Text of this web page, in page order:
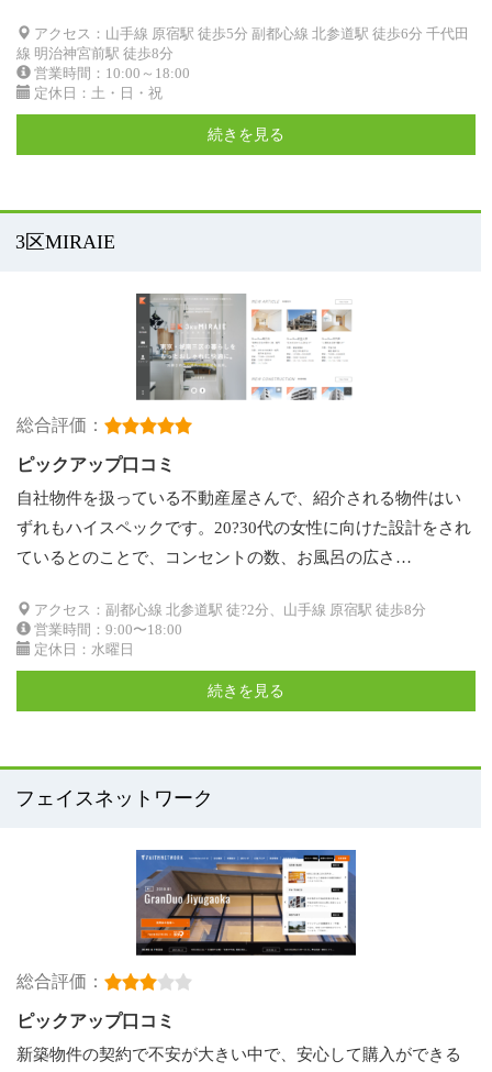
アクセス：山手線 原宿駅 徒歩5分 副都心線 北参道駅 徒歩6分 千代田
線 明治神宮前駅 徒歩8分
営業時間：10:00～18:00
定休日：土・日・祝
続きを見る
3区MIRAIE
総合評価：
ピックアップ口コミ
自社物件を扱っている不動産屋さんで、紹介される物件はい
ずれもハイスペックです。20?30代の女性に向けた設計をされ
ているとのことで、コンセントの数、お風呂の広さ…
アクセス：副都心線 北参道駅 徒?2分、山手線 原宿駅 徒歩8分
営業時間：9:00〜18:00
定休日：水曜日
続きを見る
フェイスネットワーク
総合評価：
ピックアップ口コミ
新築物件の契約で不安が大きい中で、安心して購入ができる